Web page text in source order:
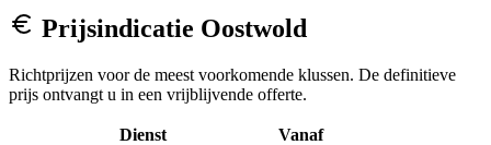
Prijsindicatie Oostwold
Richtprijzen voor de meest voorkomende klussen. De definitieve
prijs ontvangt u in een vrijblijvende offerte.
Dienst
Vanaf